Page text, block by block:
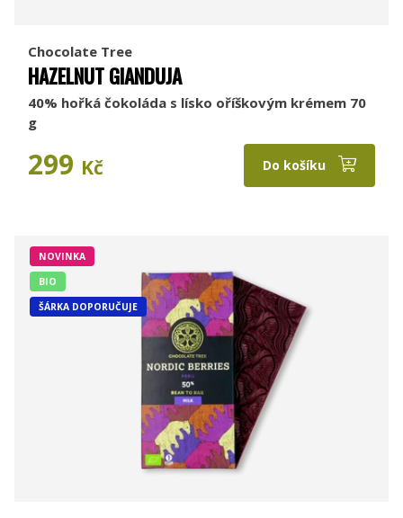
Chocolate Tree
HAZELNUT GIANDUJA
40% hořká čokoláda s lísko oříškovým krémem 70
g
299 Kč Do košíku
NOVINKA
BIO
ŠÁRKA DOPORUČUJE